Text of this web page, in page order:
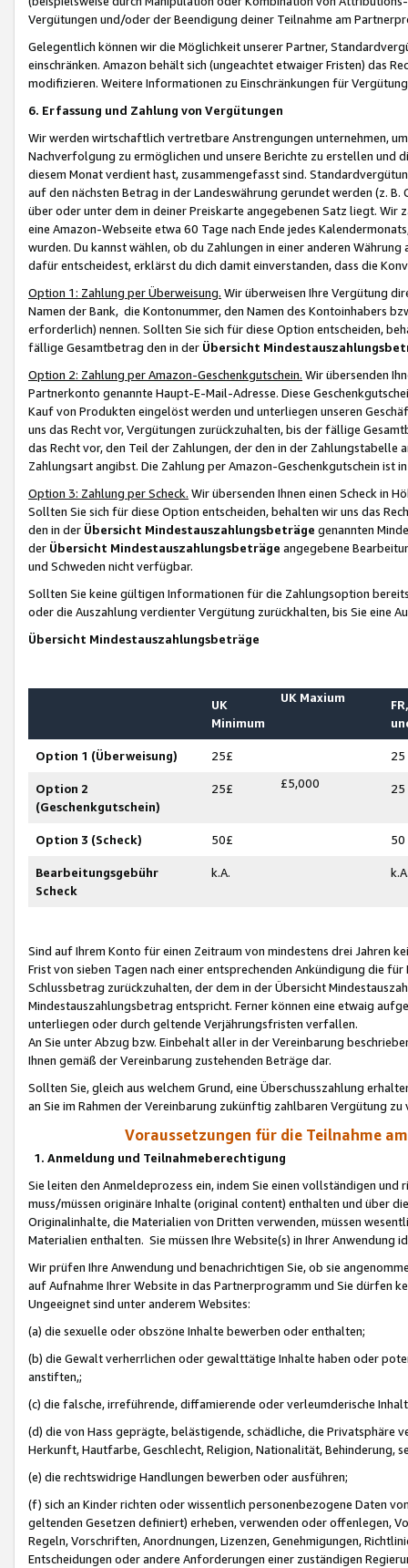
Vergütungen und/oder der Beendigung deiner Teilnahme am
Gelegentlich können wir die Möglichkeit unserer Partner,
einschränken. Amazon behält sich (ungeachtet etwaiger Fristen) das
modifizieren. Weitere Informationen zu Einschränkungen für
6. Erfassung und Zahlung von Vergütungen
Wir werden wirtschaftlich vertretbare Anstrengungen unternehmen,
Nachverfolgung zu ermöglichen und unsere Berichte zu erstellen und
diesem Monat verdient hast, zusammengefasst sind.
auf den nächsten Betrag in der Landeswährung gerundet werden (z.
über oder unter dem in deiner Preiskarte angegebenen Satz liegt.
eine Amazon-Webseite etwa 60 Tage nach Ende jedes
wurden. Du kannst wählen, ob du Zahlungen in einer anderen
dafür entscheidest, erklärst du dich damit einverstanden, dass die
Option 1: Zahlung per Überweisung. Wir überweisen Ihre Vergütung
Namen der Bank, die Kontonummer, den Namen des Kontoinhabers
erforderlich) nennen. Sollten Sie sich für diese Option entscheiden,
fällige Gesamtbetrag den in der Übersicht
Option 2: Zahlung per Amazon-Geschenkgutschein. Wir übersenden
Partnerkonto genannte Haupt-E-Mail-Adresse. Diese
Kauf von Produkten eingelöst werden und unterliegen unseren
uns das Recht vor, Vergütungen zurückzuhalten, bis der fällige
das Recht vor, den Teil der Zahlungen, der den in der
Zahlungsart angibst. Die Zahlung per Amazon-Geschenkgutschein ist
Option 3: Zahlung per Scheck. Wir übersenden Ihnen einen Scheck in
Sollten Sie sich für diese Option entscheiden, behalten wir uns das
den in der Übersicht Mindestauszahlungsbeträge genannten
der Übersicht Mindestauszahlungsbeträge angegebene
und Schweden nicht verfügbar.
Sollten Sie keine gültigen Informationen für die Zahlungsoption
oder die Auszahlung verdienter Vergütung zurückhalten, bis Sie
Übersicht Mindestauszahlungsbeträge
UK
Minimum
UK Maxium
Option 1 (Überweisung) 25£ 25
Option 2
(Geschenkgutschein)
25£ £5,000 25
Option 3 (Scheck) 50£ 50
Bearbeitungsgebühr
Scheck
k.A.
Sind auf Ihrem Konto für einen Zeitraum von mindestens drei Jahren
Frist von sieben Tagen nach einer entsprechenden Ankündigung die
Schlussbetrag zurückzuhalten, der dem in der Übersicht
Mindestauszahlungsbetrag entspricht. Ferner können eine etwaig
unterliegen oder durch geltende Verjährungsfristen verfallen.
An Sie unter Abzug bzw. Einbehalt aller in der Vereinbarung
Ihnen gemäß der Vereinbarung zustehenden Beträge dar.
Sollten Sie, gleich aus welchem Grund, eine Überschusszahlung
an Sie im Rahmen der Vereinbarung zukünftig zahlbaren Vergütung zu
Voraussetzungen für die Teilnahme
1. Anmeldung und Teilnahmeberechtigung
Sie leiten den Anmeldeprozess ein, indem Sie einen vollständigen
muss/müssen originäre Inhalte (original content) enthalten und über
Originalinhalte, die Materialien von Dritten verwenden, müssen
Materialien enthalten. Sie müssen Ihre Website(s) in Ihrer Anwendung
Wir prüfen Ihre Anwendung und benachrichtigen Sie, ob sie
auf Aufnahme Ihrer Website in das Partnerprogramm und Sie dürfen
Ungeeignet sind unter anderem Websites:
(a) die sexuelle oder obszöne Inhalte bewerben oder enthalten;
(b) die Gewalt verherrlichen oder gewalttätige Inhalte haben oder
anstiften,;
(c) die falsche, irreführende, diffamierende oder verleumderische
(d) die von Hass geprägte, belästigende, schädliche, die Privatsphäre
Herkunft, Hautfarbe, Geschlecht, Religion, Nationalität, Behinderung,
(e) die rechtswidrige Handlungen bewerben oder ausführen;
(f) sich an Kinder richten oder wissentlich personenbezogene Daten
geltenden Gesetzen definiert) erheben, verwenden oder offenlegen,
Regeln, Vorschriften, Anordnungen, Lizenzen, Genehmigungen,
Entscheidungen oder andere Anforderungen einer zuständigen